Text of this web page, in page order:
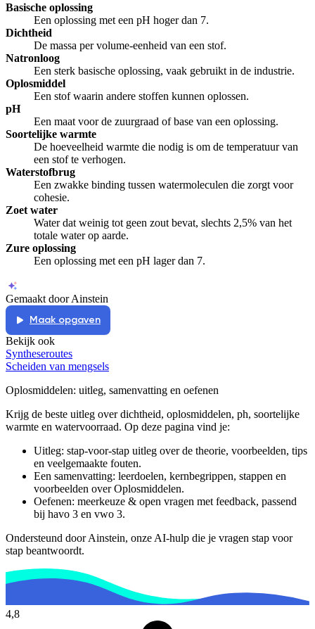
Basische oplossing
Een oplossing met een pH hoger dan 7.
Dichtheid
De massa per volume-eenheid van een stof.
Natronloog
Een sterk basische oplossing, vaak gebruikt in de industrie.
Oplosmiddel
Een stof waarin andere stoffen kunnen oplossen.
pH
Een maat voor de zuurgraad of base van een oplossing.
Soortelijke warmte
De hoeveelheid warmte die nodig is om de temperatuur van
een stof te verhogen.
Waterstofbrug
Een zwakke binding tussen watermoleculen die zorgt voor
cohesie.
Zoet water
Water dat weinig tot geen zout bevat, slechts 2,5% van het
totale water op aarde.
Zure oplossing
Een oplossing met een pH lager dan 7.
Gemaakt door Ainstein
Maak opgaven
Bekijk ook
Syntheseroutes
Scheiden van mengsels
Oplosmiddelen: uitleg, samenvatting en oefenen
Krijg de beste uitleg over dichtheid, oplosmiddelen, ph, soortelijke
warmte en watervoorraad. Op deze pagina vind je:
Uitleg: stap-voor-stap uitleg over de theorie, voorbeelden, tips
en veelgemaakte fouten.
Een samenvatting: leerdoelen, kernbegrippen, stappen en
voorbeelden overOplosmiddelen.
Oefenen: meerkeuze & open vragen met feedback, passend
bij havo 3 en vwo 3.
Ondersteund door Ainstein, onze AI-hulp die je vragen stap voor
stap beantwoordt.
4,8